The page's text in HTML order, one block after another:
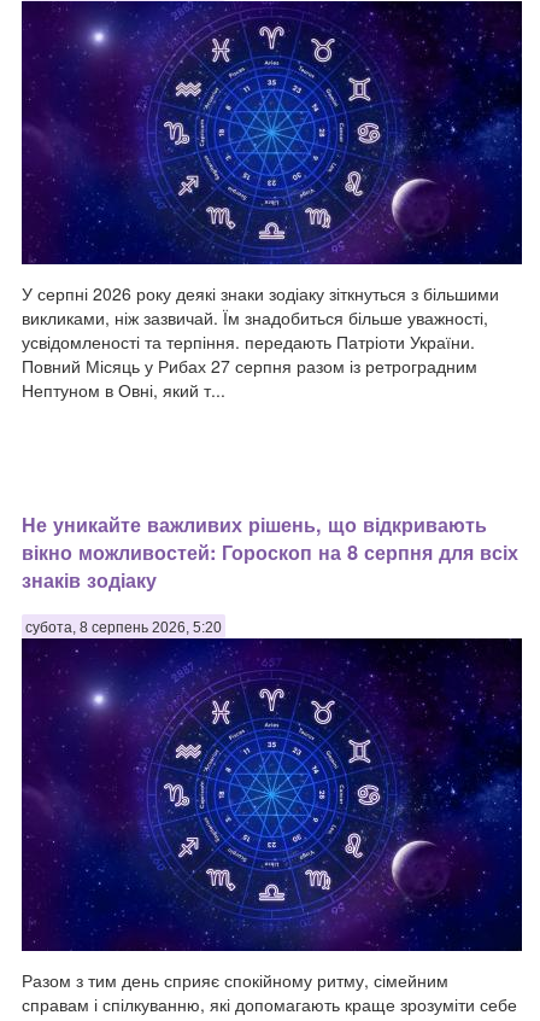
У серпні 2026 року деякі знаки зодіаку зіткнуться з більшими
викликами, ніж зазвичай. Їм знадобиться більше уважності,
усвідомленості та терпіння. передають Патріоти України.
Повний Місяць у Рибах 27 серпня разом із ретроградним
Нептуном в Овні, який т...
Не уникайте важливих рішень, що відкривають
вікно можливостей: Гороскоп на 8 серпня для всіх
знаків зодіаку
субота, 8 серпень 2026, 5:20
Разом з тим день сприяє спокійному ритму, сімейним
справам і спілкуванню, які допомагають краще зрозуміти себе